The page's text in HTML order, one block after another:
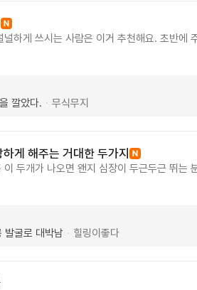
널하게 쓰시는 사람은 이거 추천해요. 초반에
있고 경지도 낮으면서 벌이는 일은 또 많은
가 드물지 않습니다. 하지만 초반에 집중되어
버티면 재미있는 소설입니다.
깔았다. · 무식무지
게 해주는 거대한 두가지
두개가 나오면 왠지 심장이 두근두근 뛰는
박사과정 밟다가 돈때문에 그만두고 상업
엑스레이마냥 보이기 시작하고 그래서 발견
여부는 자신없지만 그래도 공룡이 하나둘씩
단 하나도 없이 다들 쿨하면서 소소하게 흐
발굴로 대박남 · 힐링이좋다